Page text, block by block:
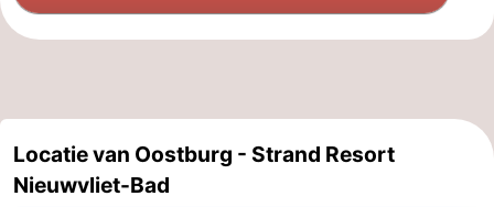
Locatie van Oostburg - Strand Resort
Nieuwvliet-Bad